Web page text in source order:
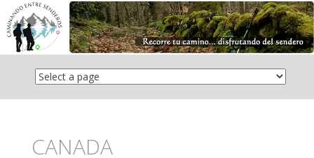
Saltar
contenido
CANADA